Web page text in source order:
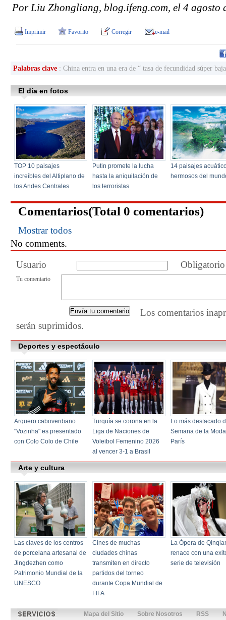
Por Liu Zhongliang, blog.ifeng.com, el 4 agosto
Imprimir Favorito Corregir e-mail
Palabras clave: China entra en una era de “ tasa de fecundidad súper
Comentarios(Total 0 comentarios)
Mostrar todos
No comments.
Usuario
Obligatorio
Tu comentario
Los comentarios
serán suprimidos.